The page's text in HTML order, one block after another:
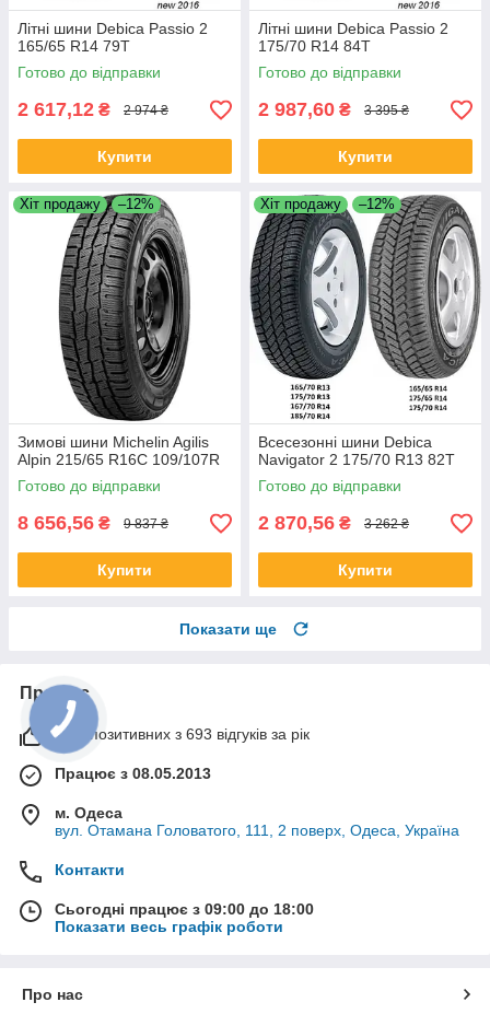
Літні шини Debica Passio 2
165/65 R14 79T
Готово до відправки
2 617,12 ₴ 2 974 ₴
Купити
Літні шини Debica Passio 2
175/70 R14 84T
Готово до відправки
2 987,60 ₴ 3 395 ₴
Купити
Хіт продажу –12%
Зимові шини Michelin Agilis
Alpin 215/65 R16C 109/107R
Готово до відправки
8 656,56 ₴ 9 837 ₴
Купити
Хіт продажу –12%
Всесезонні шини Debica
Navigator 2 175/70 R13 82T
Готово до відправки
2 870,56 ₴ 3 262 ₴
Купити
Показати ще
Про нас
99% позитивних з 693 відгуків за рік
Працює з 08.05.2013
м. Одеса
вул. Отамана Головатого, 111, 2 поверх, Одеса, Україна
Контакти
Сьогодні працює з 09:00 до 18:00
Показати весь графік роботи
Про нас